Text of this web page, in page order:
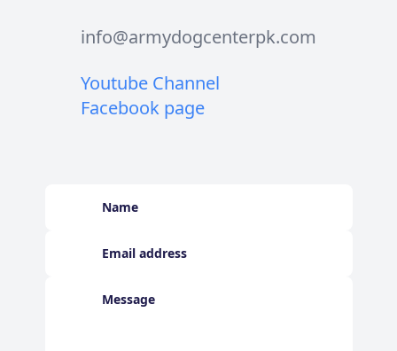
info@armydogcenterpk.com
Youtube Channel
Facebook page